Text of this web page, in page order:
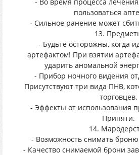
пользоваться
- Сильное ранение может
13.
- Будьте осторожны, когда
артефактом! При взятии
ударить аномальной
- Прибор ночного видения
Присутствуют три вида ПНВ,
торговцев.
- Эффекты от использования
Припяти.
14.
- Возможность снимать
- Качество снимаемой брони